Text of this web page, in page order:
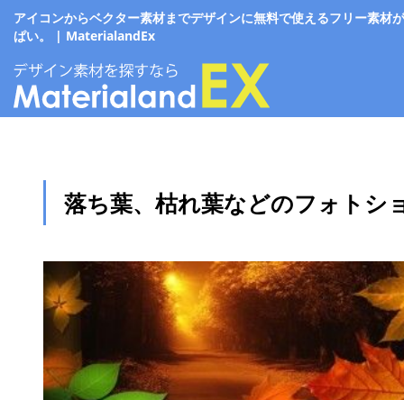
アイコンからベクター素材までデザインに無料で使えるフリー素材
ぱい。 | MaterialandEx
落ち葉、枯れ葉などのフォトシ